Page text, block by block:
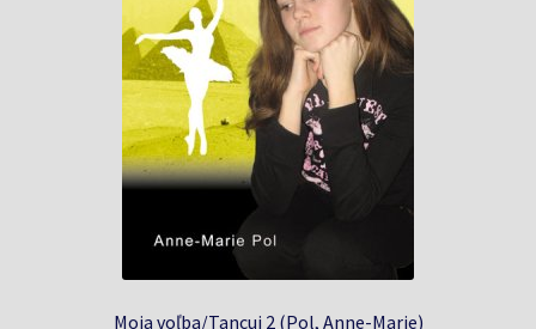
Moja voľba/Tancuj 2 (Pol, Anne-Marie)